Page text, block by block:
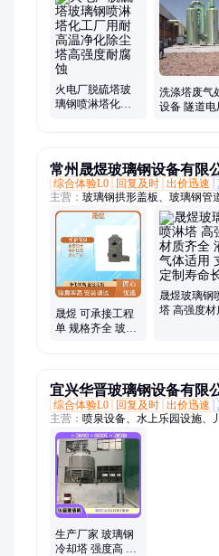
风阀、冷却塔风筒、玻璃钢法兰盘
示球、玻璃钢电机防雨罩、玻璃钢
警示桩、玻璃钢水槽、闭式冷却塔
表保护箱
火电厂脱硫塔玻
璃钢喷淋塔化工
洗涤塔废气
设备 隧道电
常州晟煜玻璃钢设备有限
综合体验L0
回复及时 出价迅速
主营： 玻璃钢拱形盖板、玻璃钢管
物除臭设备、玻璃钢活性炭吸附箱
晟煜 可承接工程
单 规格齐全 玻璃
晟煜玻璃钢
塔 高强度材
宜兴华晋玻璃钢设备有限
综合体验L0
回复及时 出价迅速
主营： 喷泉设备、水上乐园设施、
玻璃钢盖板、音乐喷泉、景观喷泉
呐喊泉、污水池盖板、乐园组合滑
配套、自动化输送设备、螺旋输送
生产厂家 玻璃钢
冷却塔 强度高 闭